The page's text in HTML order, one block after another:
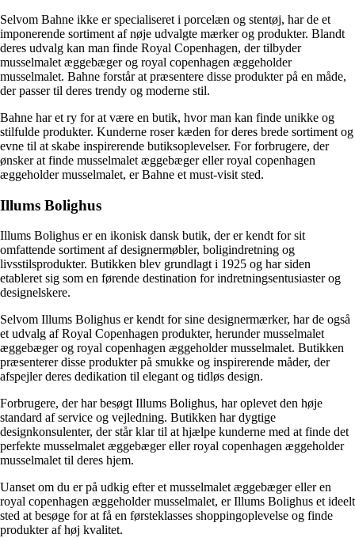
Selvom Bahne ikke er specialiseret i porcelæn og stentøj, har de et
imponerende sortiment af nøje udvalgte mærker og produkter. Blandt
deres udvalg kan man finde Royal Copenhagen, der tilbyder
musselmalet æggebæger og royal copenhagen æggeholder
musselmalet. Bahne forstår at præsentere disse produkter på en måde,
der passer til deres trendy og moderne stil.
Bahne har et ry for at være en butik, hvor man kan finde unikke og
stilfulde produkter. Kunderne roser kæden for deres brede sortiment og
evne til at skabe inspirerende butiksoplevelser. For forbrugere, der
ønsker at finde musselmalet æggebæger eller royal copenhagen
æggeholder musselmalet, er Bahne et must-visit sted.
Illums Bolighus
Illums Bolighus er en ikonisk dansk butik, der er kendt for sit
omfattende sortiment af designermøbler, boligindretning og
livsstilsprodukter. Butikken blev grundlagt i 1925 og har siden
etableret sig som en førende destination for indretningsentusiaster og
designelskere.
Selvom Illums Bolighus er kendt for sine designermærker, har de også
et udvalg af Royal Copenhagen produkter, herunder musselmalet
æggebæger og royal copenhagen æggeholder musselmalet. Butikken
præsenterer disse produkter på smukke og inspirerende måder, der
afspejler deres dedikation til elegant og tidløs design.
Forbrugere, der har besøgt Illums Bolighus, har oplevet den høje
standard af service og vejledning. Butikken har dygtige
designkonsulenter, der står klar til at hjælpe kunderne med at finde det
perfekte musselmalet æggebæger eller royal copenhagen æggeholder
musselmalet til deres hjem.
Uanset om du er på udkig efter et musselmalet æggebæger eller en
royal copenhagen æggeholder musselmalet, er Illums Bolighus et ideelt
sted at besøge for at få en førsteklasses shoppingoplevelse og finde
produkter af høj kvalitet.